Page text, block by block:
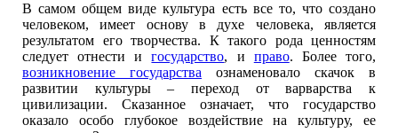
В самом общем виде культура есть все то, что создано
человеком, имеет основу в духе человека, является
результатом его творчества. К такого рода ценностям
следует отнести игосударство, и право. Более того,
возникновение государства ознаменовало скачок в
развитии культуры – переход от варварства к
цивилизации. Сказанное означает, что государство
оказало особо глубокое воздействие на культуру, ее